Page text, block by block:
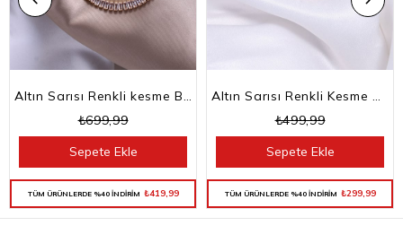
Altın Sarısı Renkli kesme Baget Taşlı Su Yolu Choker Kolye
₺699,99
TÜM ÜRÜNLERDE %40 İNDİRİM ₺419,99
Sepete Ekle
Altın Sarısı Renkli Kesme Baget Taşlı Su Yolu Bileklik
₺499,99
TÜM ÜRÜNLERDE %40 İNDİRİM ₺299,99
Sepete Ekle